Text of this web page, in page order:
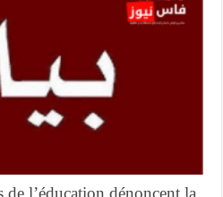
de l’éducation dénoncent la